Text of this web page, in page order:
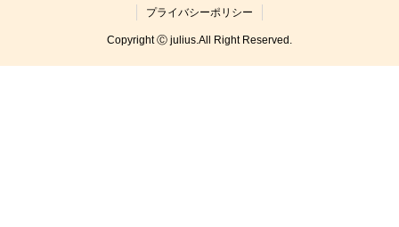
プライバシーポリシー
Copyright Ⓒ julius.All Right Reserved.